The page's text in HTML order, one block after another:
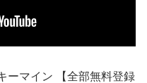
ーマイン 【全部無料登録